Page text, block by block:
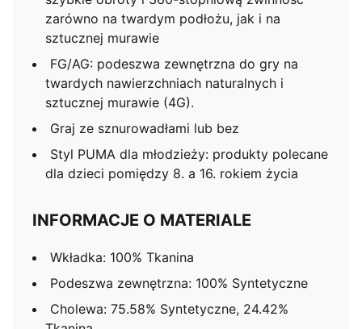
zarówno na twardym podłożu, jak i na
sztucznej murawie
FG/AG: podeszwa zewnętrzna do gry na
twardych nawierzchniach naturalnych i
sztucznej murawie (4G).
Graj ze sznurowadłami lub bez
Styl PUMA dla młodzieży: produkty polecane
dla dzieci pomiędzy 8. a 16. rokiem życia
INFORMACJE O MATERIALE
Wkładka: 100% Tkanina
Podeszwa zewnętrzna: 100% Syntetyczne
Cholewa: 75.58% Syntetyczne, 24.42%